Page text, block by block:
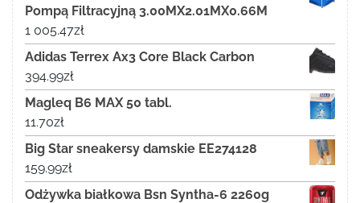
Pompą Filtracyjną 3.00MX2.01MX0.66M
1 005.47zł
Adidas Terrex Ax3 Core Black Carbon
394.99zł
Magleq B6 MAX 50 tabl.
11.70zł
Big Star sneakersy damskie EE274128
159.99zł
Odżywka białkowa Bsn Syntha-6 2260g